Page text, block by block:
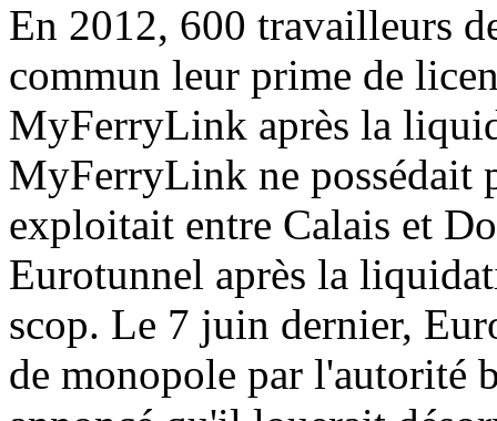
En 2012, 600 travailleurs
commun leur prime de
MyFerryLink après la
MyFerryLink ne possédait
exploitait entre Calais et
Eurotunnel après la
scop. Le 7 juin dernier,
de monopole par l'autorité